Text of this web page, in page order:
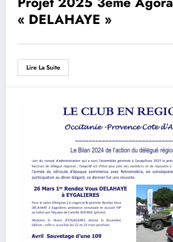
« DELAHAYE »
Lire La Suite